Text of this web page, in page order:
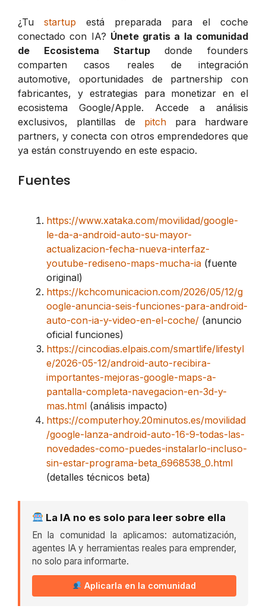
¿Tu startup está preparada para el coche
conectado con IA? Únete gratis a la comunidad
de Ecosistema Startupdonde founders
comparten casos reales de integración
automotive, oportunidades de partnership con
fabricantes, y estrategias para monetizar en el
ecosistema Google/Apple. Accede a análisis
exclusivos, plantillas de pitch para hardware
partners, y conecta con otros emprendedores que
ya están construyendo en este espacio.
Fuentes
https://www.xataka.com/movilidad/google-
le-da-a-android-auto-su-mayor-
actualizacion-fecha-nueva-interfaz-
youtube-rediseno-maps-mucha-ia (fuente
original)
https://kchcomunicacion.com/2026/05/12/g
oogle-anuncia-seis-funciones-para-android-
auto-con-ia-y-video-en-el-coche/ (anuncio
oficial funciones)
https://cincodias.elpais.com/smartlife/lifestyl
e/2026-05-12/android-auto-recibira-
importantes-mejoras-google-maps-a-
pantalla-completa-navegacion-en-3d-y-
mas.html (análisis impacto)
https://computerhoy.20minutos.es/movilidad
/google-lanza-android-auto-16-9-todas-las-
novedades-como-puedes-instalarlo-incluso-
sin-estar-programa-beta_6968538_0.html
(detalles técnicos beta)
La IA no es solo para leer sobre ella
En la comunidad la aplicamos: automatización,
agentes IA y herramientas reales para emprender,
no solo para informarte.
Aplicarla en la comunidad